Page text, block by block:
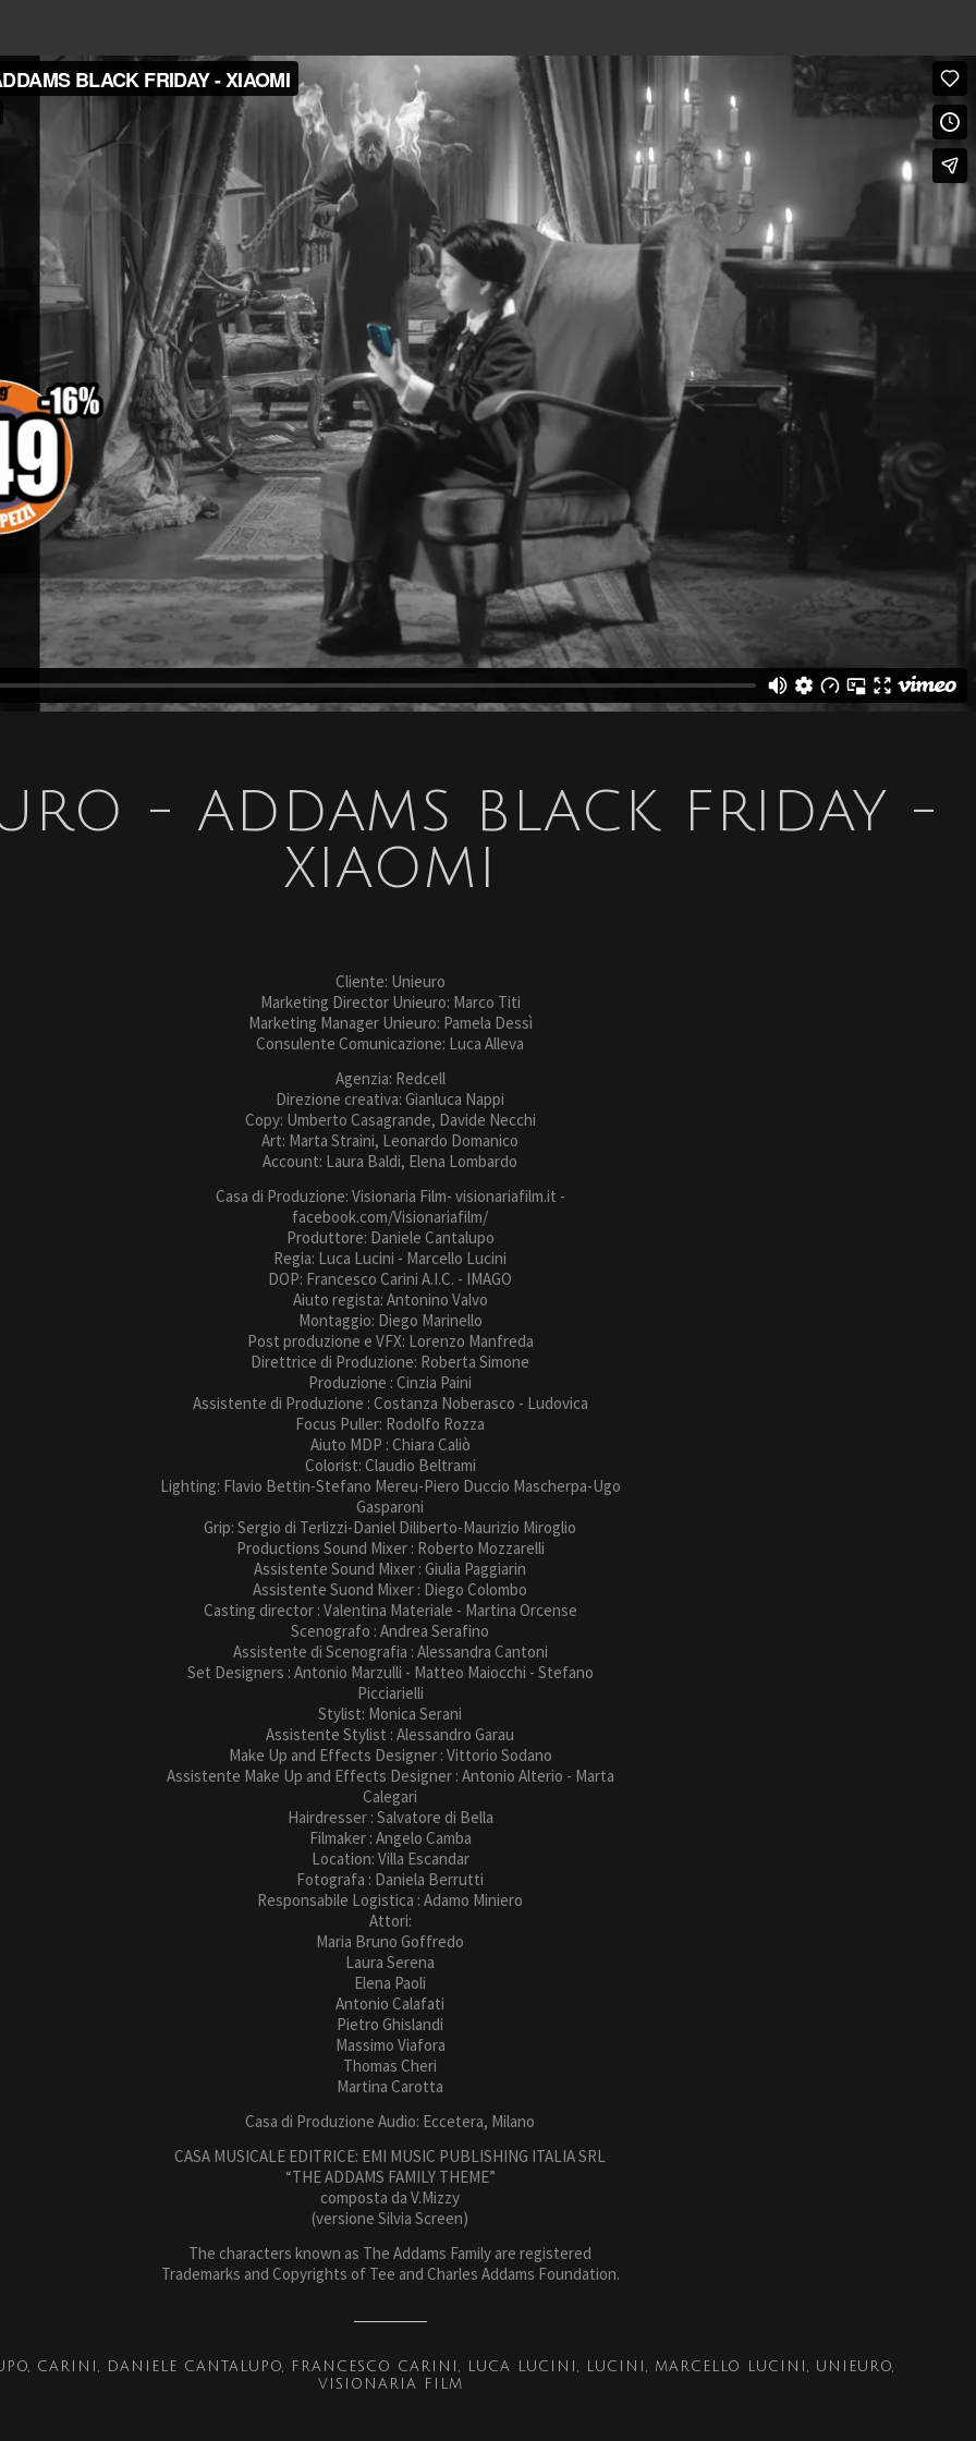
- ADDAMS BLACK FRIDAY -
XIAOMI
Cliente: Unieuro
Marketing Director Unieuro: Marco Titi
Marketing Manager Unieuro: Pamela Dessì
Consulente Comunicazione: Luca Alleva
Agenzia: Redcell
Direzione creativa: Gianluca Nappi
Copy: Umberto Casagrande, Davide Necchi
Art: Marta Straini, Leonardo Domanico
Account: Laura Baldi, Elena Lombardo
Casa di Produzione: Visionaria Film- visionariafilm.it -
facebook.com/Visionariafilm/
Produttore: Daniele Cantalupo
Regia: Luca Lucini - Marcello Lucini
DOP: Francesco Carini A.I.C. - IMAGO
Aiuto regista: Antonino Valvo
Montaggio: Diego Marinello
Post produzione e VFX: Lorenzo Manfreda
Direttrice di Produzione: Roberta Simone
Produzione : Cinzia Paini
Assistente di Produzione : Costanza Noberasco - Ludovica
Focus Puller: Rodolfo Rozza
Aiuto MDP : Chiara Caliò
Colorist: Claudio Beltrami
Lighting: Flavio Bettin-Stefano Mereu-Piero Duccio Mascherpa-Ugo
Gasparoni
Grip: Sergio di Terlizzi-Daniel Diliberto-Maurizio Miroglio
Productions Sound Mixer : Roberto Mozzarelli
Assistente Sound Mixer : Giulia Paggiarin
Assistente Suond Mixer : Diego Colombo
Casting director : Valentina Materiale - Martina Orcense
Scenografo : Andrea Serafino
Assistente di Scenografia : Alessandra Cantoni
Set Designers : Antonio Marzulli - Matteo Maiocchi - Stefano
Picciarielli
Stylist: Monica Serani
Assistente Stylist : Alessandro Garau
Make Up and Effects Designer : Vittorio Sodano
Assistente Make Up and Effects Designer : Antonio Alterio - Marta
Calegari
Hairdresser : Salvatore di Bella
Filmaker : Angelo Camba
Location: Villa Escandar
Fotografa : Daniela Berrutti
Responsabile Logistica : Adamo Miniero
Attori:
Maria Bruno Goffredo
Laura Serena
Elena Paoli
Antonio Calafati
Pietro Ghislandi
Massimo Viafora
Thomas Cheri
Martina Carotta
Casa di Produzione Audio: Eccetera, Milano
CASA MUSICALE EDITRICE: EMI MUSIC PUBLISHING ITALIA SRL
“THE ADDAMS FAMILY THEME”
composta da V.Mizzy
(versione Silvia Screen)
The characters known as The Addams Family are registered
Trademarks and Copyrights of Tee and Charles Addams Foundation.
CARINI DANIELE CANTALUPO FRANCESCO CARINI LUCA LUCINI LUCINI MARCELLO LUCINI
UNIEURO
VISIONARIA FILM